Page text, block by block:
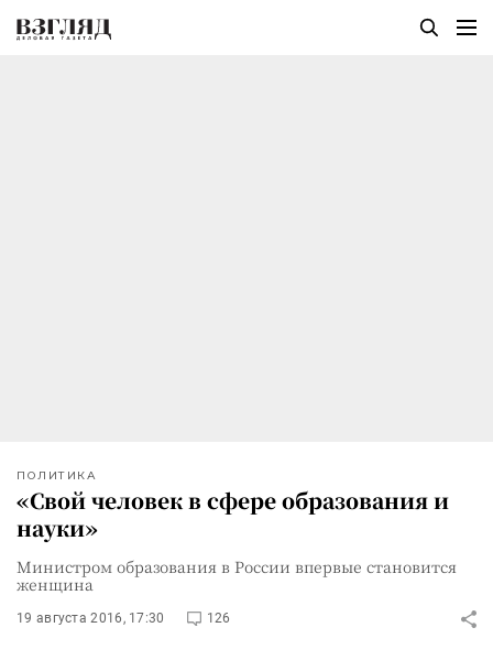
ПОЛИТИКА
«Свой человек в сфере образования и
науки»
Министром образования в России впервые становится
женщина
19 августа 2016, 17:30 126